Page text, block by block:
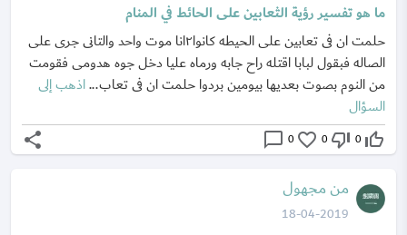
ما هو تفسير رؤية الثعابين على الحائط في المنام
حلمت ان فى تعابين على الحيطه كانوا٢انا موت واحد والتانى جرى على
الصاله فبقول لبابا اقتله راح جابه ورماه عليا دخل جوه هدومى فقومت
من النوم بصوت بعديها بيومين بردوا حلمت ان فى تعاب...اذهب إلى
السؤال
thumb_up_off_alt
0
thumb_down_off_alt
0
favorite_border
0
chat_bubble_outline
share
من مجهول
18-04-2019